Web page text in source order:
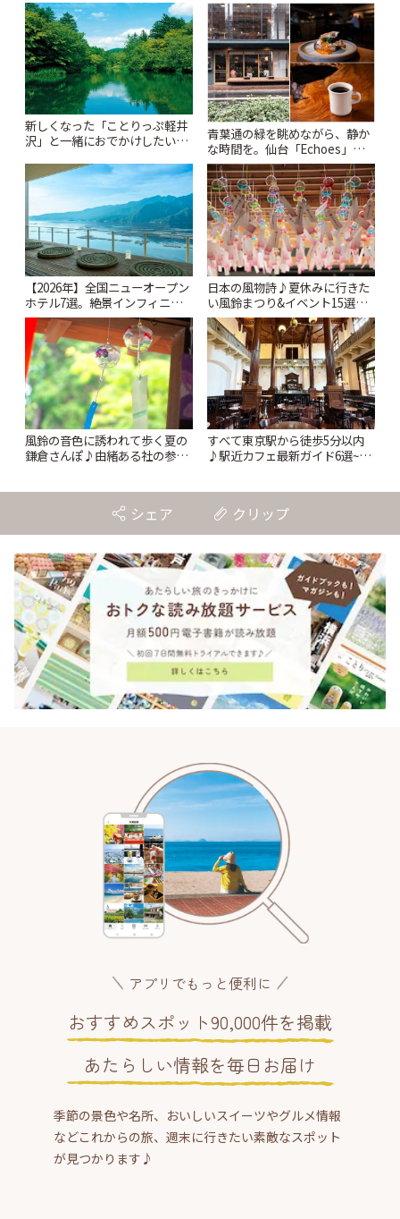
「Kimamaya T&K」 | ことりっ
ぷ
トアップまで【2026年夏】 | こ
とりっぷ
新しくなった「ことりっぷ軽井
沢」と一緒におでかけしたい注
ー開催中】 | ことりっぷ
青葉通の緑を眺めながら、静か
な時間を。仙台「Echoes」で
楽しむモーニングとランチ | こ
とりっぷ
【2026年】全国ニューオープン
ホテル7選。絶景インフィニテ
ィ温泉から文化財の邸宅まで |
ことりっぷ
日本の風物詩♪夏休みに行きた
い風鈴まつり&イベント15選
【2026年夏】 | ことりっぷ
風鈴の音色に誘われて歩く夏の
鎌倉さんぽ♪由緒ある社の参拝
すべて東京駅から徒歩5分以内
♪駅近カフェ最新ガイド6選~重
シェア クリップ
アプリでもっと便利に
おすすめスポット90,000件を掲載
あたらしい情報を毎日お届け
季節の景色や名所、おいしいスイーツやグルメ情報
などこれからの旅、週末に行きたい素敵なスポット
が見つかります♪